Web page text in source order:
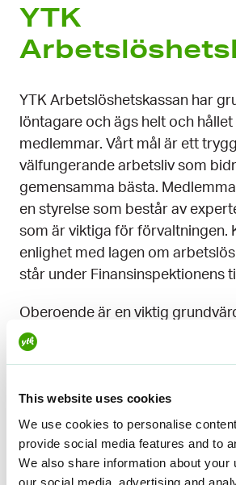
This website uses cookies
We use cookies to personalise
provide social media features and to
We also share information about your
our social media, advertising and
YTK
YTK Arbetslöshetskassan har
löntagare och ägs helt och hållet
medlemmar. Vårt mål är ett
välfungerande arbetsliv som
gemensamma bästa.
en styrelse som består av
som är viktiga för förvaltningen.
enlighet med lagen om
står under Finansinspektionens
Oberoende är en viktig
Vi är politiskt oberoende och
eller emot något parti.
samhällets övergripande intresse.
Medlemmarnas intressen styr all
Som medlem i YTK har du YTK
Arbetslöshetskassans